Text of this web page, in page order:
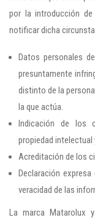
por la introducción de
notificar dicha
Datos personales
presuntamente
distinto de la
la que actúa.
Indicación de los
propiedad intelectual
Acreditación de los
Declaración
veracidad de las
La marca Matarolux